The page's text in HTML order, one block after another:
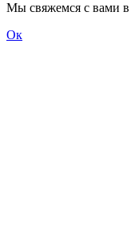
Мы свяжемся с вами
Ок